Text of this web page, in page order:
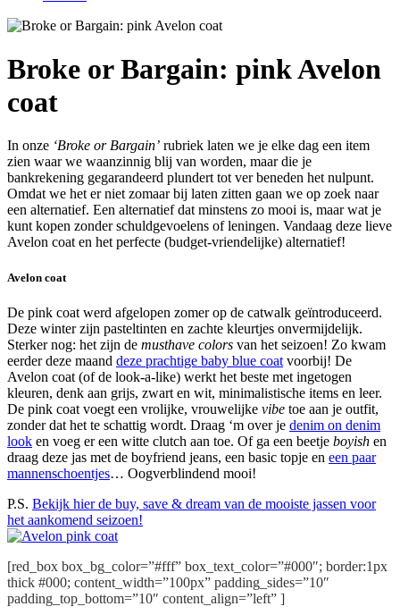
Broke or Bargain: pink Avelon
coat
In onze ‘Broke or Bargain’ rubriek laten we je elke dag een item
zien waar we waanzinnig blij van worden, maar die je
bankrekening gegarandeerd plundert tot ver beneden het nulpunt.
Omdat we het er niet zomaar bij laten zitten gaan we op zoek naar
een alternatief. Een alternatief dat minstens zo mooi is, maar wat je
kunt kopen zonder schuldgevoelens of leningen. Vandaag deze lieve
Avelon coat en het perfecte (budget-vriendelijke) alternatief!
Avelon coat
De pink coat werd afgelopen zomer op de catwalk geïntroduceerd.
Deze winter zijn pasteltinten en zachte kleurtjes onvermijdelijk.
Sterker nog: het zijn de musthave colors van het seizoen! Zo kwam
eerder deze maand deze prachtige baby blue coat voorbij! De
Avelon coat (of de look-a-like) werkt het beste met ingetogen
kleuren, denk aan grijs, zwart en wit, minimalistische items en leer.
De pink coat voegt een vrolijke, vrouwelijke vibe toe aan je outfit,
zonder dat het te schattig wordt. Draag ‘m over je denim on denim
look en voeg er een witte clutch aan toe. Of ga een beetje boyish en
draag deze jas met de boyfriend jeans, een basic topje en een paar
mannenschoentjes… Oogverblindend mooi!
P.S. Bekijk hier de buy, save & dream van de mooiste jassen voor
het aankomend seizoen!
[red_box box_bg_color=”#fff” box_text_color=”#000″; border:1px
thick #000; content_width=”100px” padding_sides=”10″
padding_top_bottom=”10″ content_align=”left” ]